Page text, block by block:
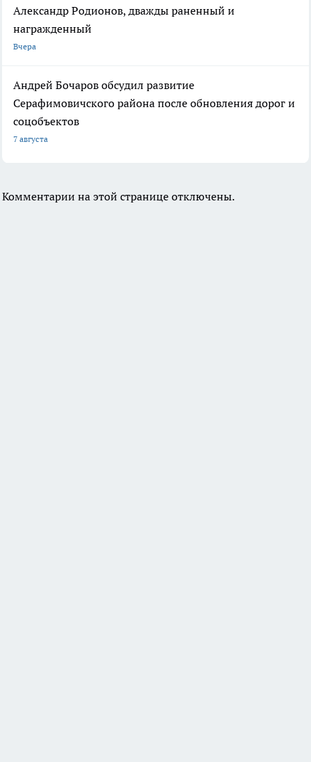
Александр Родионов, дважды раненный и
награжденный
Вчера
Андрей Бочаров обсудил развитие
Серафимовичского района после обновления дорог и
соцобъектов
7 августа
Комментарии на этой странице отключены.